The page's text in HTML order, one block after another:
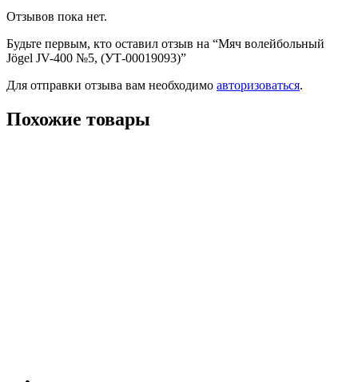
Отзывов пока нет.
Будьте первым, кто оставил отзыв на “Мяч волейбольный
Jögel JV-400 №5, (УТ-00019093)”
Для отправки отзыва вам необходимо авторизоваться.
Похожие товары